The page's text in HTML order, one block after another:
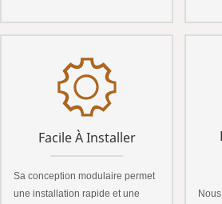
Facile À Installer
Sa conception modulaire permet
une installation rapide et une